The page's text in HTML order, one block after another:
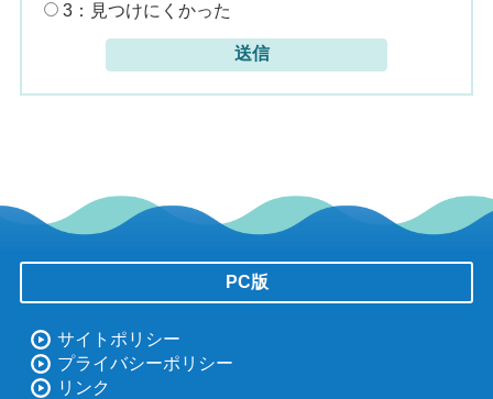
3：見つけにくかった
PC版
サイトポリシー
プライバシーポリシー
リンク